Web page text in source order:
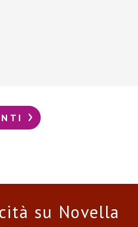
su Novella